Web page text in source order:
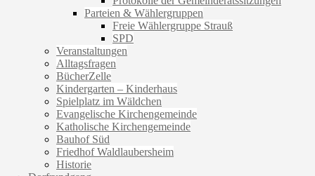
Parteien & Wählergruppen
Freie Wählergruppe Strauß
SPD
Veranstaltungen
Alltagsfragen
BücherZelle
Kindergarten – Kinderhaus
Spielplatz im Wäldchen
Evangelische Kirchengemeinde
Katholische Kirchengemeinde
Bauhof Süd
Friedhof Waldlaubersheim
Historie